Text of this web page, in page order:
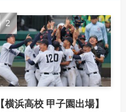
【横浜高校 甲子園出場】